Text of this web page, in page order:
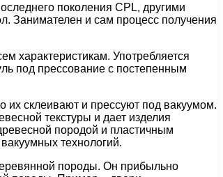
поколения CPL, другими
Занимателен и сам процесс получения
характеристикам. Употребляется
под прессование с постепенным
их склеивают и прессуют под вакуумом.
текстуры и дает изделия
породой и пластичным
технологий.
породы. Он прибыльно